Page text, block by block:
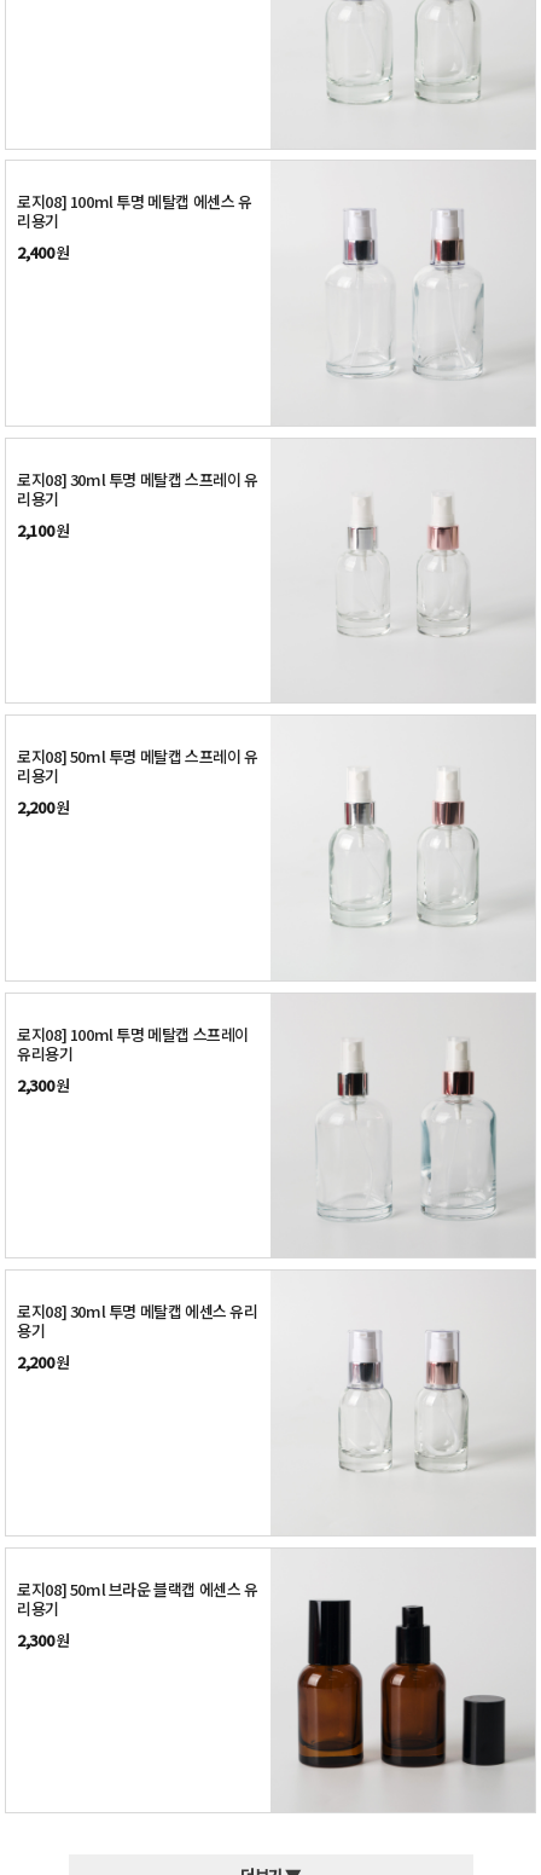
로지08] 100ml 투명 메탈캡 에센스 유
리용기
2,400원
로지08] 30ml 투명 메탈캡 스프레이 유
리용기
2,100원
로지08] 50ml 투명 메탈캡 스프레이 유
리용기
2,200원
로지08] 100ml 투명 메탈캡 스프레이
유리용기
2,300원
로지08] 30ml 투명 메탈캡 에센스 유리
용기
2,200원
로지08] 50ml 브라운 블랙캡 에센스 유
리용기
2,300원